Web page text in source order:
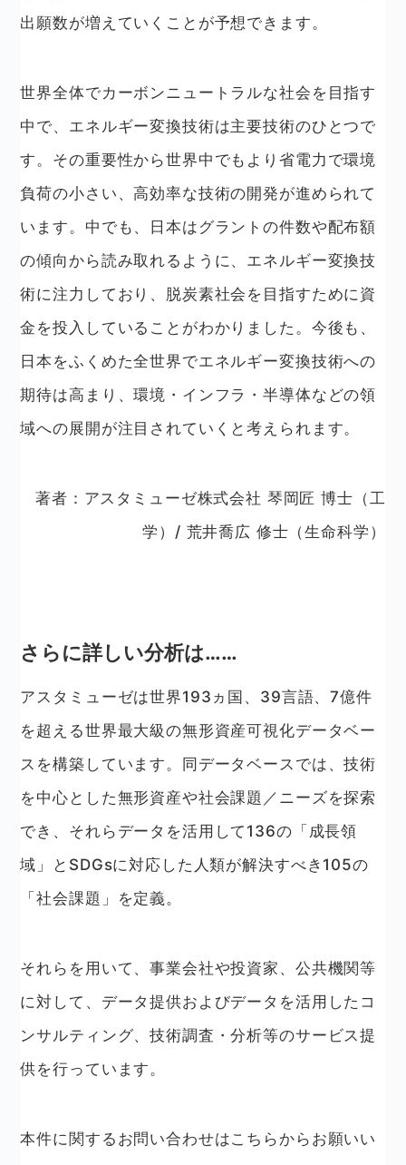
出願数が増えていくことが予想できます。
世界全体でカーボンニュートラルな社会を目指す
中で、エネルギー変換技術は主要技術のひとつで
す。その重要性から世界中でもより省電力で環境
負荷の小さい、高効率な技術の開発が進められて
います。中でも、日本はグラントの件数や配布額
の傾向から読み取れるように、エネルギー変換技
術に注力しており、脱炭素社会を目指すために資
金を投入していることがわかりました。今後も、
日本をふくめた全世界でエネルギー変換技術への
期待は高まり、環境・インフラ・半導体などの領
域への展開が注目されていくと考えられます。
著者：アスタミューゼ株式会社 琴岡匠 博士（工
学）/ 荒井喬広 修士（生命科学）
さらに詳しい分析は……
アスタミューゼは世界193ヵ国、39言語、7億件
を超える世界最大級の無形資産可視化データベー
スを構築しています。同データベースでは、技術
を中心とした無形資産や社会課題／ニーズを探索
でき、それらデータを活用して136の「成長領
域」とSDGsに対応した人類が解決すべき105の
「社会課題」を定義。
それらを用いて、事業会社や投資家、公共機関等
に対して、データ提供およびデータを活用したコ
ンサルティング、技術調査・分析等のサービス提
供を行っています。
本件に関するお問い合わせはこちらからお願いい